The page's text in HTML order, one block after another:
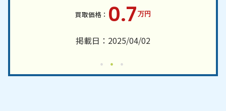
0.7万円
掲載日：2025/04/02